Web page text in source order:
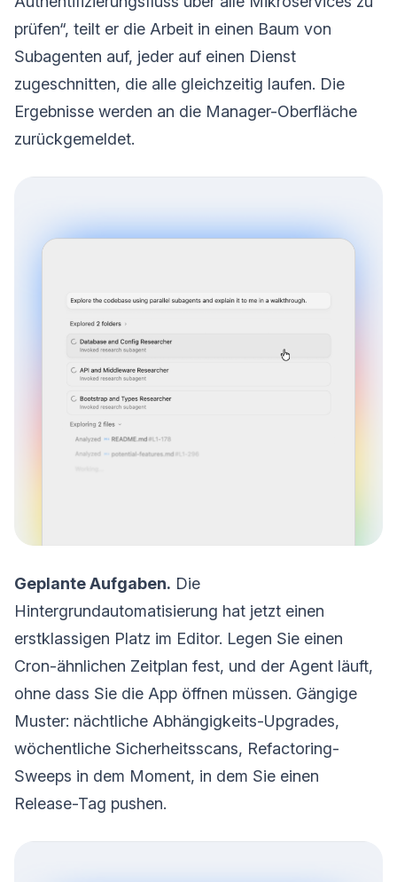
prüfen“, teilt er die Arbeit in einen Baum von
Subagenten auf, jeder auf einen Dienst
zugeschnitten, die alle gleichzeitig laufen. Die
Ergebnisse werden an die Manager-Oberfläche
zurückgemeldet.
Geplante Aufgaben. Die
Hintergrundautomatisierung hat jetzt einen
erstklassigen Platz im Editor. Legen Sie einen
Cron-ähnlichen Zeitplan fest, und der Agent läuft,
ohne dass Sie die App öffnen müssen. Gängige
Muster: nächtliche Abhängigkeits-Upgrades,
wöchentliche Sicherheitsscans, Refactoring-
Sweeps in dem Moment, in dem Sie einen
Release-Tag pushen.